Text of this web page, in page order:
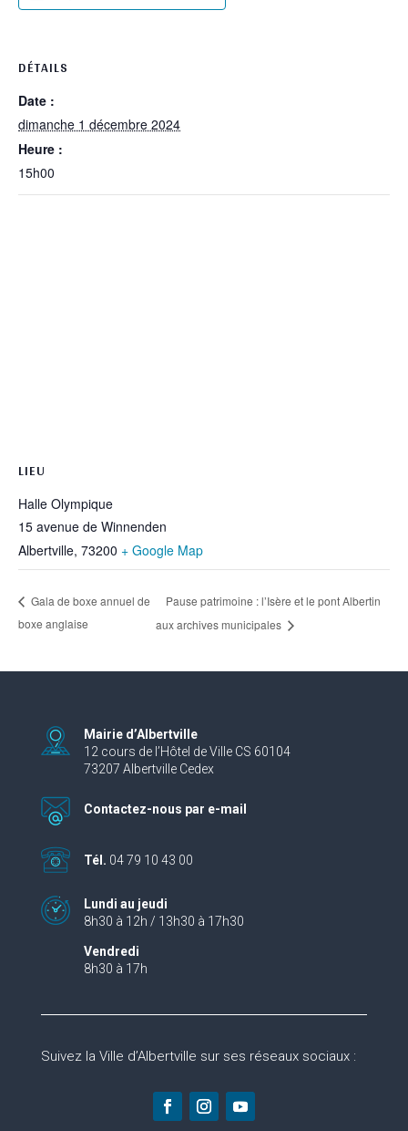
DÉTAILS
Date :
dimanche 1 décembre 2024
Heure :
15h00
LIEU
Halle Olympique
15 avenue de Winnenden
Albertville, 73200 + Google Map
Gala de boxe annuel de
boxe anglaise
Pause patrimoine : l’Isère et le pont Albertin
aux archives municipales
Mairie d’Albertville
12 cours de l’Hôtel de Ville CS 60104
73207 Albertville Cedex
Contactez-nous par e-mail
Tél. 04 79 10 43 00
Lundi au jeudi
8h30 à 12h / 13h30 à 17h30
Vendredi
8h30 à 17h
Suivez la Ville d’Albertville sur ses réseaux sociaux :